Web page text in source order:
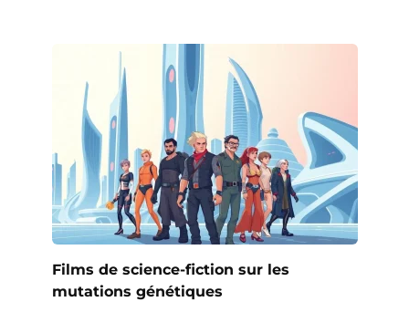
Films de science-fiction sur les
mutations génétiques